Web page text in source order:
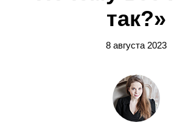
так?»
8 августа 2023